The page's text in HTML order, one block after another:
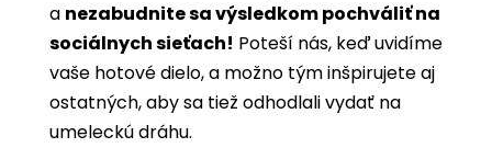
a nezabudnite sa výsledkom pochváliť na
sociálnych sieťach! Poteší nás, keď uvidíme
vaše hotové dielo, a možno tým inšpirujete aj
ostatných, aby sa tiež odhodlali vydať na
umeleckú dráhu.